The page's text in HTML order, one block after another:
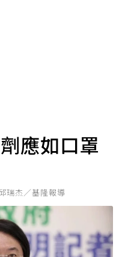
應如口罩
瑞杰／基隆報導